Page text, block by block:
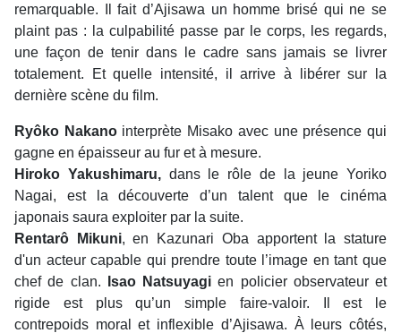
remarquable. Il fait d’Ajisawa un homme brisé qui ne se
plaint pas : la culpabilité passe par le corps, les regards,
une façon de tenir dans le cadre sans jamais se livrer
totalement. Et quelle intensité, il arrive à libérer sur la
dernière scène du film.
Ryôko Nakano interprète Misako avec une présence qui
gagne en épaisseur au fur et à mesure.
Hiroko Yakushimaru, dans le rôle de la jeune Yoriko
Nagai, est la découverte d’un talent que le cinéma
japonais saura exploiter par la suite.
Rentarô Mikuni, en Kazunari Oba apportent la stature
d'un acteur capable qui prendre toute l’image en tant que
chef de clan.
Isao Natsuyagi en policier observateur et
rigide est plus qu’un simple faire-valoir. Il est le
contrepoids moral et inflexible d’Ajisawa. À leurs côtés,